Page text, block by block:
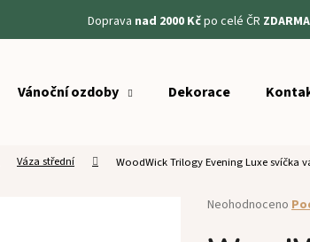
Doprava nad 2000 Kčpo celé ČR ZDARMA
Vánoční ozdoby Dekorace
Váza střední WoodWick Trilogy Evening Luxe svíčka
Průměrné
produktu
Neohodnoceno
Co potřebujete najít?
HLEDAT